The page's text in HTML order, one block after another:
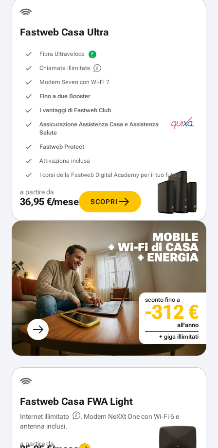
Fastweb Casa Ultra
Fibra Ultraveloce
Chiamate illimitate
Modem Seven con Wi‑Fi 7
Fino a due Booster
I vantaggi di Fastweb Club
Assicurazione Assistenza Casa e Assistenza
Salute
Fastweb Protect
Attivazione inclusa
I corsi della Fastweb Digital Academy per il tuo futuro
a partire da
36,95 €/mese SCOPRI
MOBILE
+ Wi-Fi di CASA
+ ENERGIA
sconto fino a
-312 €
all'anno
+ giga illimitati
Fastweb Casa FWA Light
Internet illimitato
, Modem NeXXt One con Wi‑Fi 6 e
antenna inclusi.
a partire da